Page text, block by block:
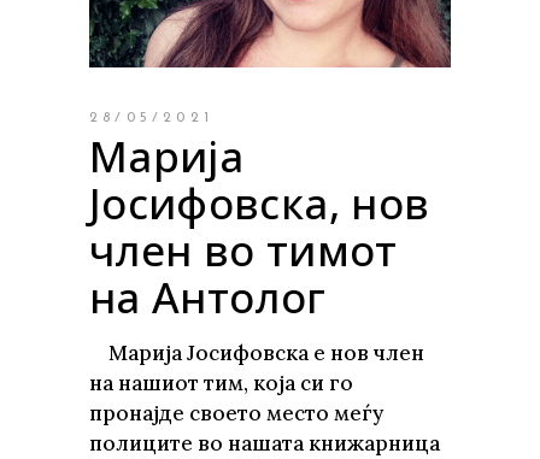
28/05/2021
Марија
Јосифовска, нов
член во тимот
на Антолог
Марија Јосифовска е нов член
на нашиот тим, која си го
пронајде своето место меѓу
полиците во нашата книжарница